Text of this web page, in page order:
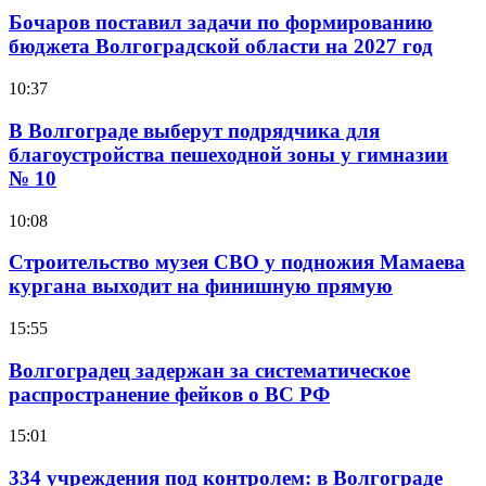
Бочаров поставил задачи по формированию
бюджета Волгоградской области на 2027 год
10:37
В Волгограде выберут подрядчика для
благоустройства пешеходной зоны у гимназии
№ 10
10:08
Строительство музея СВО у подножия Мамаева
кургана выходит на финишную прямую
15:55
Волгоградец задержан за систематическое
распространение фейков о ВС РФ
15:01
334 учреждения под контролем: в Волгограде